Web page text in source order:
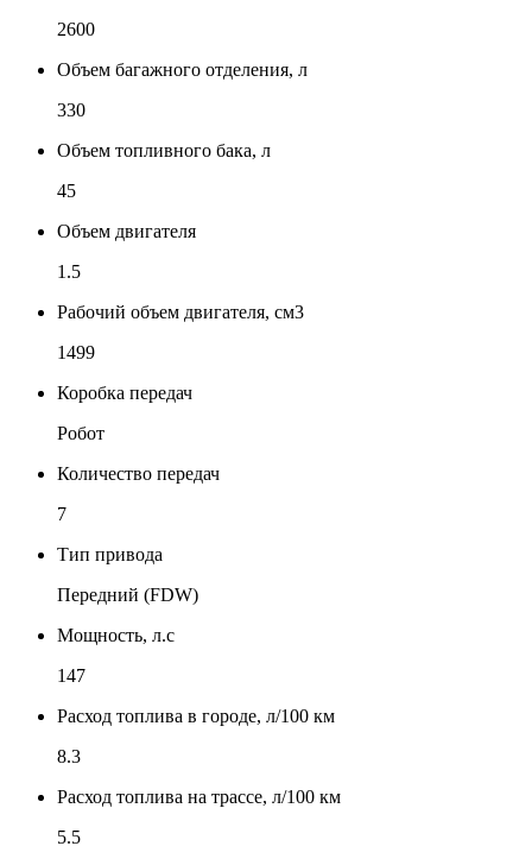
2600
Объем багажного отделения, л
330
Объем топливного бака, л
45
Объем двигателя
1.5
Рабочий объем двигателя, см3
1499
Коробка передач
Робот
Количество передач
7
Тип привода
Передний (FDW)
Мощность, л.с
147
Расход топлива в городе, л/100 км
8.3
Расход топлива на трассе, л/100 км
5.5